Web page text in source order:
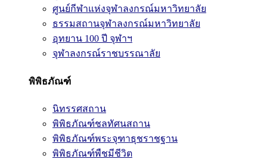
ศูนย์กีฬาแห่งจุฬาลงกรณ์มหาวิทยาลัย
ธรรมสถานจุฬาลงกรณ์มหาวิทยาลัย
อุทยาน 100 ปี จุฬาฯ
จุฬาลงกรณ์ราชบรรณาลัย
พิพิธภัณฑ์
นิทรรศสถาน
พิพิธภัณฑ์ชลทัศนสถาน
พิพิธภัณฑ์พระจุฑาธุชราชฐาน
พิพิธภัณฑ์พืชมีชีวิต